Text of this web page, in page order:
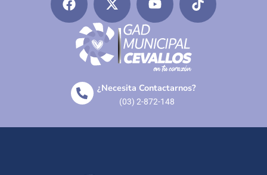
¿Necesita Contactarnos?
(03) 2-872-148